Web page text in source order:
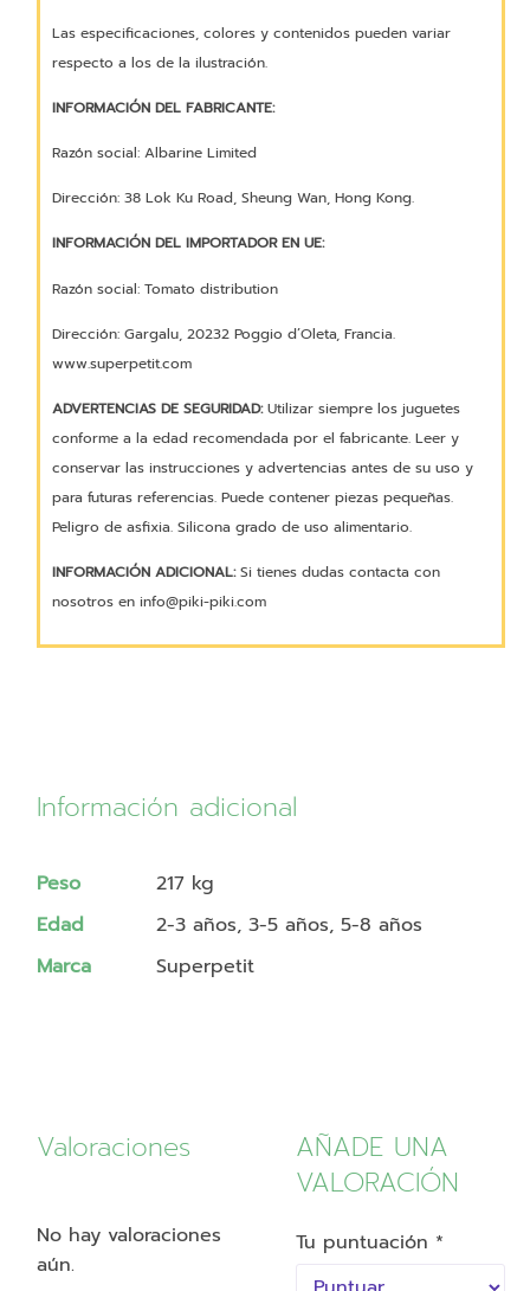
Las especificaciones, colores y contenidos pueden variar
respecto a los de la ilustración.
INFORMACIÓN DEL FABRICANTE:
Razón social: Albarine Limited
Dirección: 38 Lok Ku Road, Sheung Wan, Hong Kong.
INFORMACIÓN DEL IMPORTADOR EN UE:
Razón social: Tomato distribution
Dirección: Gargalu, 20232 Poggio d’Oleta, Francia.
www.superpetit.com
ADVERTENCIAS DE SEGURIDAD:Utilizar siempre los juguetes
conforme a la edad recomendada por el fabricante. Leer y
conservar las instrucciones y advertencias antes de su uso y
para futuras referencias. Puede contener piezas pequeñas.
Peligro de asfixia. Silicona grado de uso alimentario.
INFORMACIÓN ADICIONAL:Si tienes dudas contacta con
nosotros en info@piki-piki.com
Información adicional
Peso
217 kg
Edad
2-3 años, 3-5 años, 5-8 años
Marca
Superpetit
Valoraciones
No hay valoraciones
aún.
AÑADE UNA
VALORACIÓN
Tu puntuación *